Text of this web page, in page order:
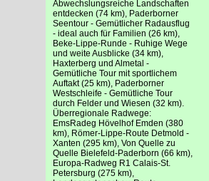
Abwechslungsreiche Landschaften
entdecken (74 km), Paderborner
Seentour - Gemütlicher Radausflug
- ideal auch für Familien (26 km),
Beke-Lippe-Runde - Ruhige Wege
und weite Ausblicke (34 km),
Haxterberg und Almetal -
Gemütliche Tour mit sportlichem
Auftakt (25 km), Paderborner
Westschleife - Gemütliche Tour
durch Felder und Wiesen (32 km).
Überregionale Radwege:
EmsRadeg Hövelhof Emden (380
km), Römer-Lippe-Route Detmold -
Xanten (295 km), Von Quelle zu
Quelle Bielefeld-Paderborn (66 km),
Europa-Radweg R1 Calais-St.
Petersburg (275 km),